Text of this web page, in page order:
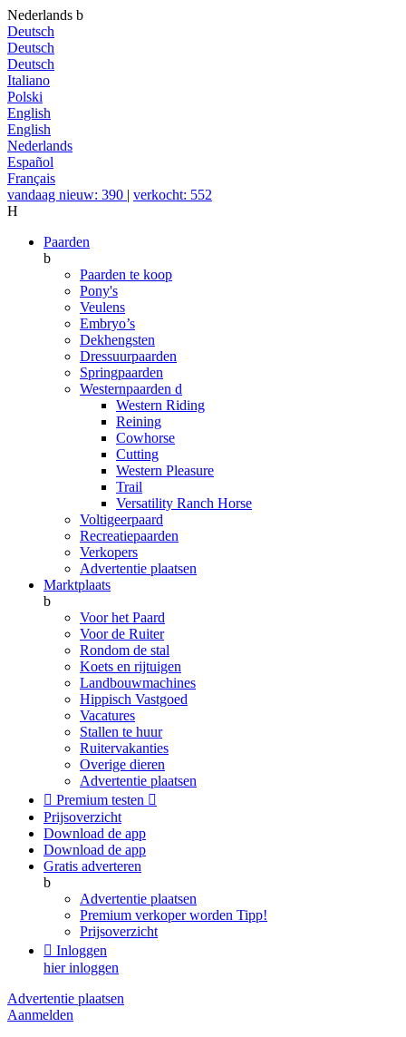
Nederlands b
Deutsch
Deutsch
Deutsch
Italiano
Polski
English
English
Nederlands
Español
Français
vandaag nieuw: 390 | verkocht: 552
H
Paarden
b
Paarden te koop
Pony's
Veulens
Embryo’s
Dekhengsten
Dressuurpaarden
Springpaarden
Westernpaarden d
Western Riding
Reining
Cowhorse
Cutting
Western Pleasure
Trail
Versatility Ranch Horse
Voltigeerpaard
Recreatiepaarden
Verkopers
Advertentie plaatsen
Marktplaats
b
Voor het Paard
Voor de Ruiter
Rondom de stal
Koets en rijtuigen
Landbouwmachines
Hippisch Vastgoed
Vacatures
Stallen te huur
Ruitervakanties
Overige dieren
Advertentie plaatsen
 Premium testen 
Prijsoverzicht
Download de app
Download de app
Gratis adverteren
b
Advertentie plaatsen
Premium verkoper worden Tipp!
Prijsoverzicht
 Inloggen
hier inloggen
Advertentie plaatsen
Aanmelden